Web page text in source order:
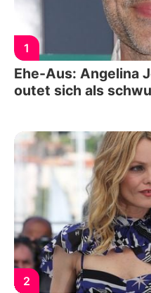
1
Ehe-Aus: Angelina
outet sich als
2